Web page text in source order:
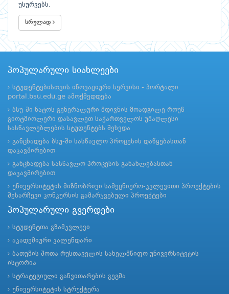
უსურვებს.
სრულად
პოპულარული სიახლეები
სტუდენტებისთვის ინოვაციური სერვისი - პორტალი
portal.bsu.edu.ge ამოქმედდება
ბსუ-ში ნატოს გენერალური მდივნის მოადგილე როუზ
გიოტმიოლერი დასავლეთ საქართველოს უმაღლესი
სასწავლებლების სტუდენტებს შეხვდა
განცხადება ბსუ-ში სასწავლო პროცესის დაწყებასთან
დაკავშირებით
განცხადება სასწავლო პროცესის განახლებასთან
დაკავშირებით
უნივერსიტეტის მიზნობრივი სამეცნიერო-კვლევითი პროექტების
შესარჩევი კონკურსის გამარჯვებული პროექტები
პოპულარული გვერდები
სტუდენტთა გზამკვლევი
აკადემიური კალენდარი
ბათუმის შოთა რუსთაველის სახელმწიფო უნივერსიტეტის
ისტორია
სტრატეგიული განვითარების გეგმა
უნივერსიტეტის სტრუქტურა